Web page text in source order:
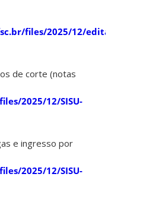
files/2025/12/edital-
de corte (notas
2025/12/SISU-
e ingresso por
2025/12/SISU-